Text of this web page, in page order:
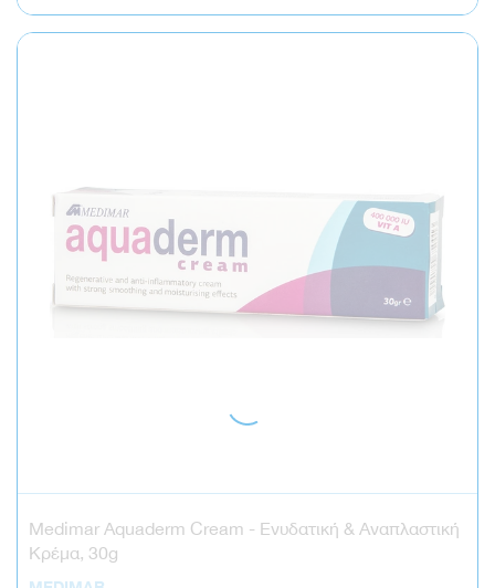
Medimar Aquaderm Cream - Ενυδατική & Αναπλαστική
Κρέμα, 30g